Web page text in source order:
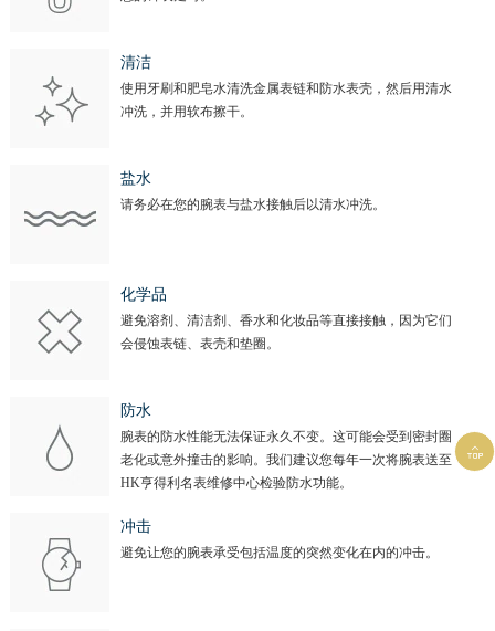
清洁
使用牙刷和肥皂水清洗金属表链和防水表壳，然后用清水
冲洗，并用软布擦干。
盐水
请务必在您的腕表与盐水接触后以清水冲洗。
化学品
避免溶剂、清洁剂、香水和化妆品等直接接触，因为它们
会侵蚀表链、表壳和垫圈。
防水
腕表的防水性能无法保证永久不变。这可能会受到密封圈
老化或意外撞击的影响。我们建议您每年一次将腕表送至
HK亨得利名表维修中心检验防水功能。
冲击
避免让您的腕表承受包括温度的突然变化在内的冲击。
